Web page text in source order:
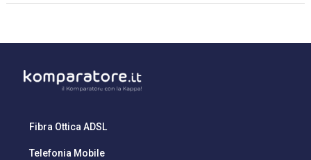
Fibra Ottica ADSL
Telefonia Mobile